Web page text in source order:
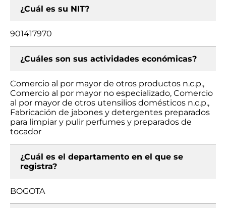
¿Cuál es su NIT?
901417970
¿Cuáles son sus actividades económicas?
Comercio al por mayor de otros productos n.c.p.,
Comercio al por mayor no especializado, Comercio
al por mayor de otros utensilios domésticos n.c.p.,
Fabricación de jabones y detergentes preparados
para limpiar y pulir perfumes y preparados de
tocador
¿Cuál es el departamento en el que se
registra?
BOGOTA